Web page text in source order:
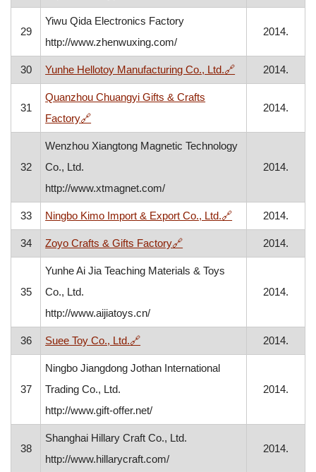
29
Yiwu Qida Electronics Factory
http://www.zhenwuxing.com/
2014.
30 Yunhe Hellotoy Manufacturing Co., Ltd.🔗, otvara se u
2014.
31
Quanzhou Chuangyi Gifts & Crafts
Factory🔗, otvara se u novom prozoru
2014.
32
Wenzhou Xiangtong Magnetic Technology
Co., Ltd.
http://www.xtmagnet.com/
2014.
33 Ningbo Kimo Import & Export Co., Ltd.🔗, otvara se u
2014.
34 Zoyo Crafts & Gifts Factory🔗, otvara se u novom prozoru
2014.
35
Yunhe Ai Jia Teaching Materials & Toys
Co., Ltd.
http://www.aijiatoys.cn/
2014.
36 Suee Toy Co., Ltd.🔗, otvara se u novom prozoru2014.
37
Ningbo Jiangdong Jothan International
Trading Co., Ltd.
http://www.gift-offer.net/
2014.
38
Shanghai Hillary Craft Co., Ltd.
http://www.hillarycraft.com/
2014.